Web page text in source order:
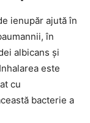
ienupăr ajută în
în
albicans și
este
cu
bacterie a